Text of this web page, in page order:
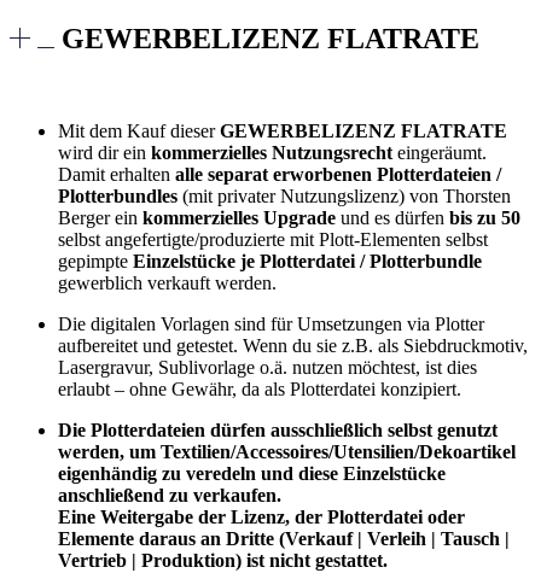
GEWERBELIZENZ FLATRATE
Mit dem Kauf dieserGEWERBELIZENZ FLATRATE
wird dir ein kommerzielles Nutzungsrecht eingeräumt.
Damit erhalten alle separat erworbenen Plotterdateien /
Plotterbundles (mit privater Nutzungslizenz) von Thorsten
Berger ein kommerzielles Upgrade und es dürfen bis zu 50
selbst angefertigte/produzierte mit Plott-Elementen selbst
gepimpte Einzelstücke je Plotterdatei / Plotterbundle
gewerblich verkauft werden.
Die digitalen Vorlagen sind für Umsetzungen via Plotter
aufbereitet und getestet. Wenn du sie z.B. als Siebdruckmotiv,
Lasergravur, Sublivorlage o.ä. nutzen möchtest, ist dies
erlaubt – ohne Gewähr, da als Plotterdatei konzipiert.
Die Plotterdateien dürfen ausschließlich selbst genutzt
werden, um Textilien/Accessoires/Utensilien/Dekoartikel
eigenhändig zu veredeln und diese Einzelstücke
anschließend zu verkaufen.
Eine Weitergabe der Lizenz, der Plotterdatei oder
Elemente daraus an Dritte (Verkauf | Verleih | Tausch |
Vertrieb | Produktion) ist nicht gestattet.